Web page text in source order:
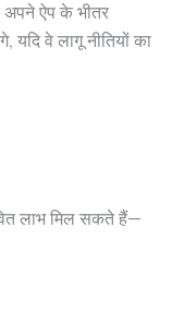
अपने ऐप के भीतर
वे लागू नीतियों का
लाभ मिल सकते हैं—